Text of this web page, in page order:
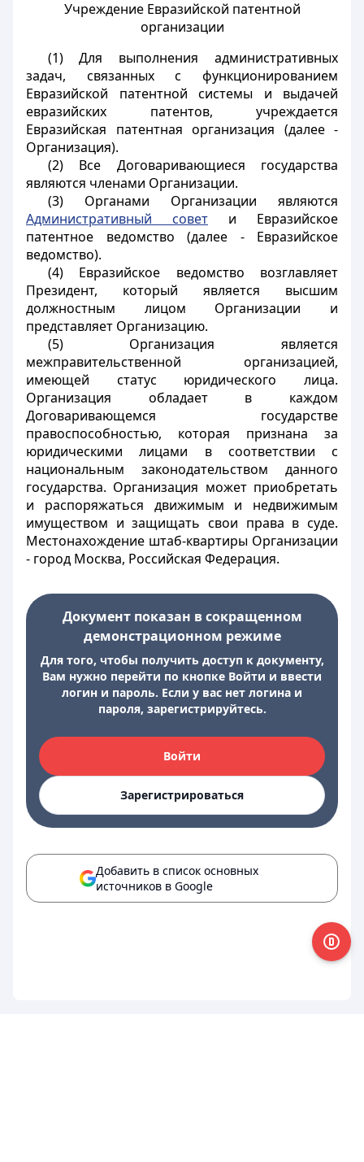
Учреждение Евразийской патентной
организации
(1) Для выполнения административных
задач, связанных с функционированием
Евразийской патентной системы и выдачей
евразийских патентов, учреждается
Евразийская патентная организация (далее -
Организация).
(2) Все Договаривающиеся государства
являются членами Организации.
(3) Органами Организации являются
Административный совет и Евразийское
патентное ведомство (далее - Евразийское
ведомство).
(4) Евразийское ведомство возглавляет
Президент, который является высшим
должностным лицом Организации и
представляет Организацию.
(5) Организация является
межправительственной организацией,
имеющей статус юридического лица.
Организация обладает в каждом
Договаривающемся государстве
правоспособностью, которая признана за
юридическими лицами в соответствии с
национальным законодательством данного
государства. Организация может приобретать
и распоряжаться движимым и недвижимым
имуществом и защищать свои права в суде.
Местонахождение штаб-квартиры Организации
- город Москва, Российская Федерация.
Документ показан в сокращенном
демонстрационном режиме
Для того, чтобы получить доступ к документу,
Вам нужно перейти по кнопке Войти и ввести
логин и пароль. Если у вас нет логина и
пароля, зарегистрируйтесь.
Войти
Зарегистрироваться
Добавить в список основных
источников в Google